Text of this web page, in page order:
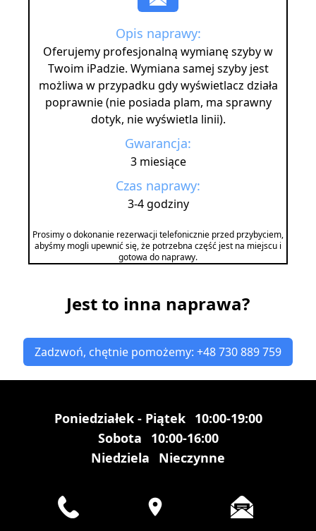
Opis naprawy:
Oferujemy profesjonalną wymianę szyby w
Twoim iPadzie. Wymiana samej szyby jest
możliwa w przypadku gdy wyświetlacz działa
poprawnie (nie posiada plam, ma sprawny
dotyk, nie wyświetla linii).
Gwarancja:
3 miesiące
Czas naprawy:
3-4 godziny
Prosimy o dokonanie rezerwacji telefonicznie przed przybyciem,
abyśmy mogli upewnić się, że potrzebna część jest na miejscu i
gotowa do naprawy.
Jest to inna naprawa?
Zadzwoń, chętnie pomożemy: +48 730 889 759
Poniedziałek - Piątek 10:00-19:00
Sobota
10:00-16:00
Niedziela
Nieczynne